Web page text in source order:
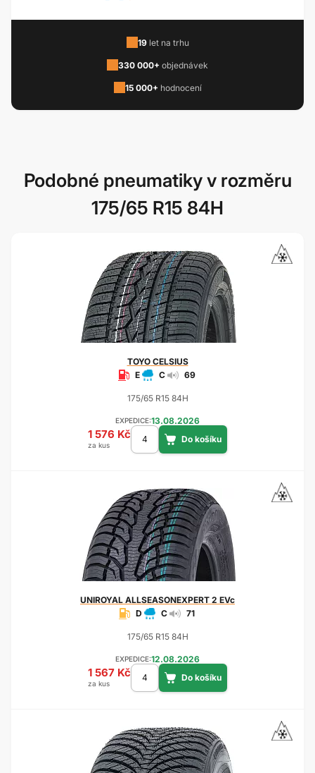
19let na trhu
330 000+ objednávek
15 000+ hodnocení
Podobné pneumatiky v rozměru
175/65 R15 84H
TOYOCELSIUS
E
C 69
175/65 R15 84H
EXPEDICE:13.08.2026
1 576 Kč
za kus
UNIROYAL ALLSEASONEXPERT 2 EVc
D
C 71
175/65 R15 84H
EXPEDICE:12.08.2026
1 567 Kč
za kus